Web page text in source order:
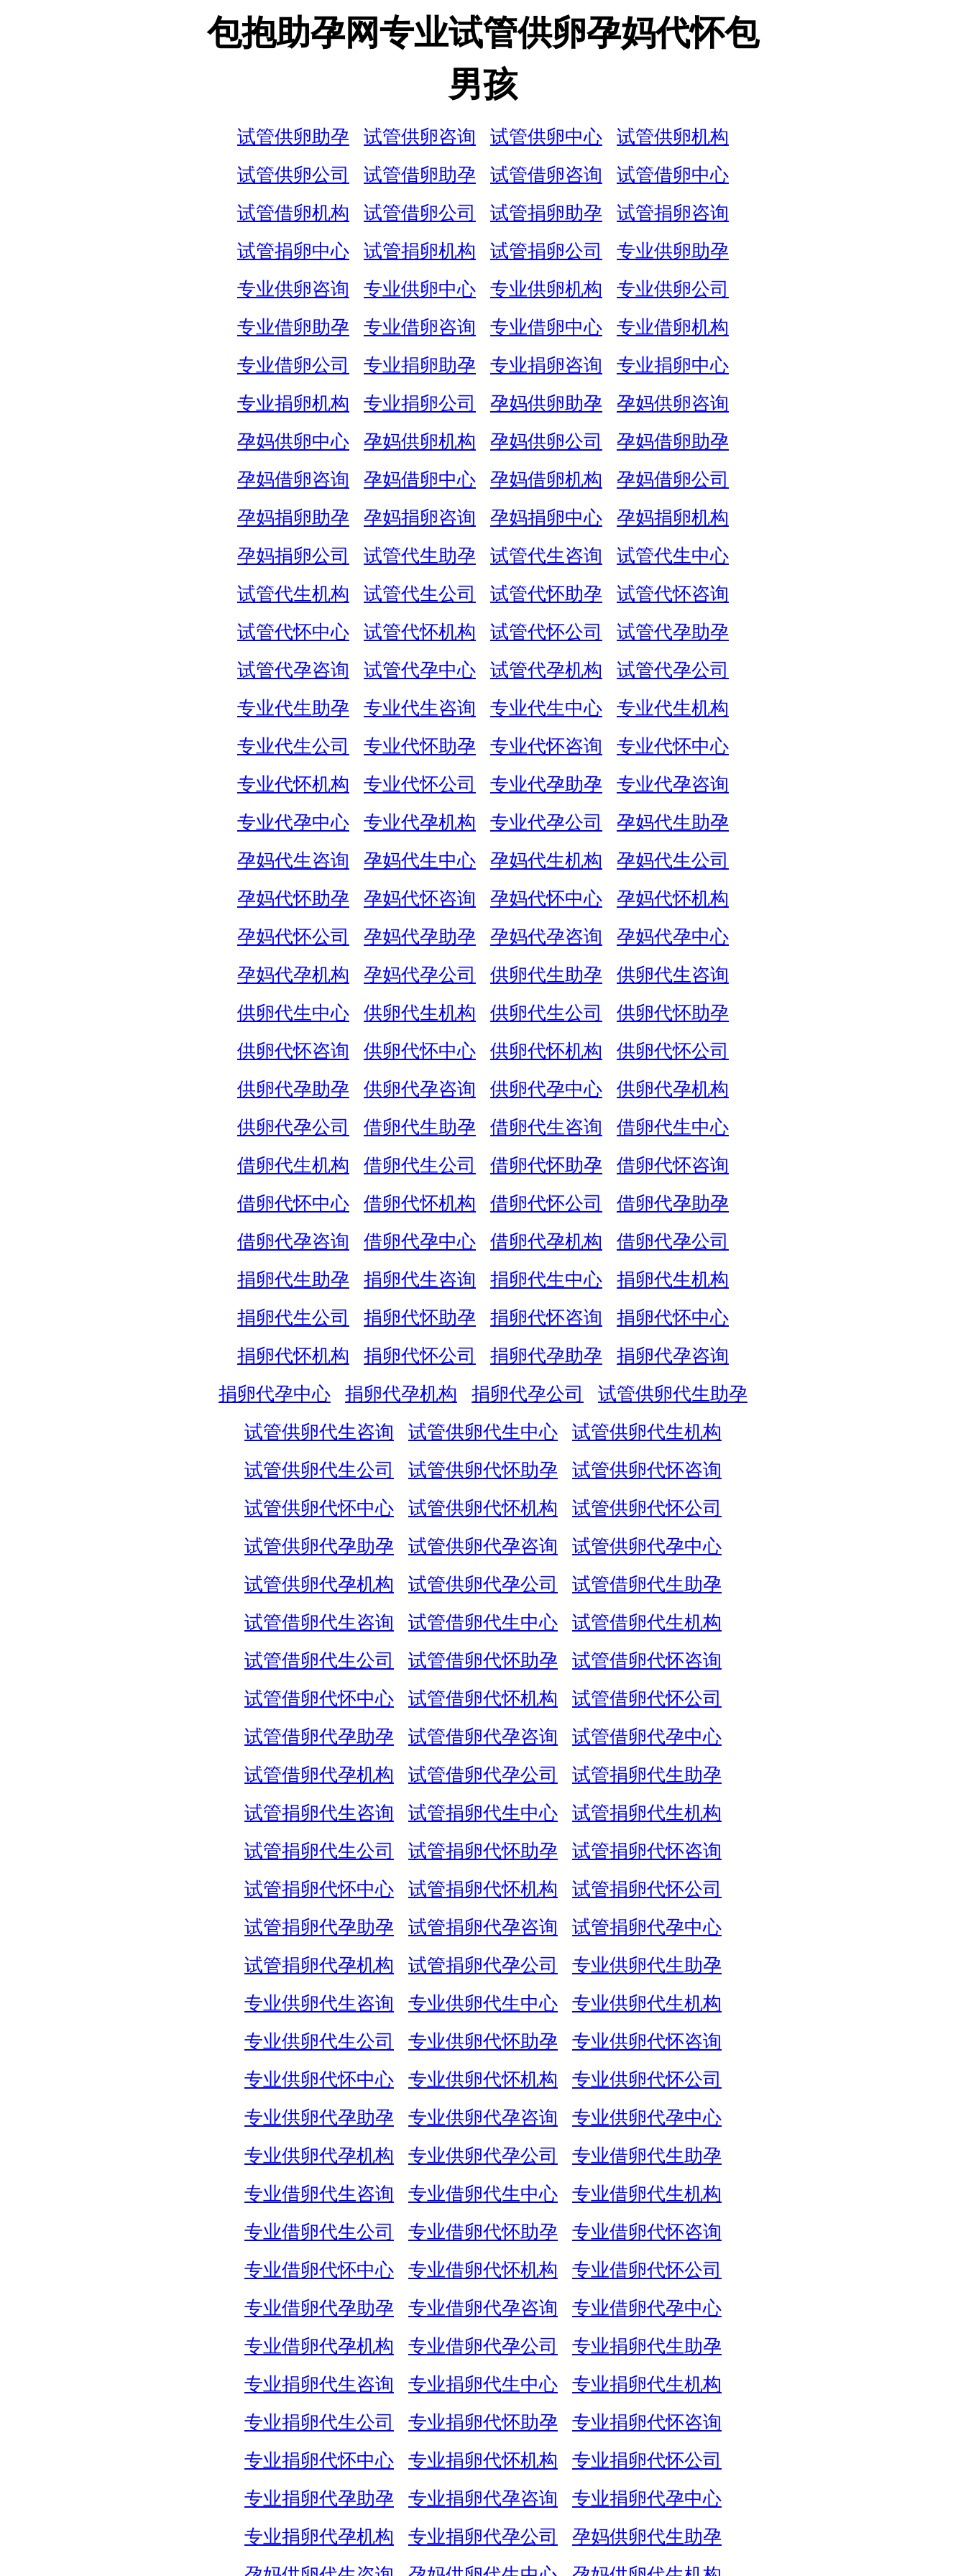
包抱助孕网专业试管供卵孕妈代怀包
男孩
试管供卵助孕 试管供卵咨询 试管供卵中心
试管供卵机构
试管供卵公司
试管借卵助孕 试管借卵咨询
试管借卵中心
试管借卵机构
试管借卵公司 试管捐卵助孕
试管捐卵咨询
试管捐卵中心
试管捐卵机构 试管捐卵公司
专业供卵助孕
专业供卵咨询
专业供卵中心 专业供卵机构
专业供卵公司
专业借卵助孕
专业借卵咨询 专业借卵中心
专业借卵机构
专业借卵公司
专业捐卵助孕 专业捐卵咨询
专业捐卵中心
专业捐卵机构
专业捐卵公司 孕妈供卵助孕
孕妈供卵咨询
孕妈供卵中心
孕妈供卵机构 孕妈供卵公司
孕妈借卵助孕
孕妈借卵咨询
孕妈借卵中心 孕妈借卵机构
孕妈借卵公司
孕妈捐卵助孕
孕妈捐卵咨询 孕妈捐卵中心
孕妈捐卵机构
孕妈捐卵公司
试管代生助孕 试管代生咨询
试管代生中心
试管代生机构
试管代生公司 试管代怀助孕
试管代怀咨询
试管代怀中心
试管代怀机构 试管代怀公司
试管代孕助孕
试管代孕咨询
试管代孕中心 试管代孕机构
试管代孕公司
专业代生助孕
专业代生咨询 专业代生中心
专业代生机构
专业代生公司
专业代怀助孕 专业代怀咨询
专业代怀中心
专业代怀机构
专业代怀公司 专业代孕助孕
专业代孕咨询
专业代孕中心
专业代孕机构 专业代孕公司
孕妈代生助孕
孕妈代生咨询
孕妈代生中心 孕妈代生机构
孕妈代生公司
孕妈代怀助孕
孕妈代怀咨询 孕妈代怀中心
孕妈代怀机构
孕妈代怀公司
孕妈代孕助孕 孕妈代孕咨询
孕妈代孕中心
孕妈代孕机构
孕妈代孕公司 供卵代生助孕
供卵代生咨询
供卵代生中心
供卵代生机构 供卵代生公司
供卵代怀助孕
供卵代怀咨询
供卵代怀中心 供卵代怀机构
供卵代怀公司
供卵代孕助孕
供卵代孕咨询 供卵代孕中心
供卵代孕机构
供卵代孕公司
借卵代生助孕 借卵代生咨询
借卵代生中心
借卵代生机构
借卵代生公司 借卵代怀助孕
借卵代怀咨询
借卵代怀中心
借卵代怀机构 借卵代怀公司
借卵代孕助孕
借卵代孕咨询
借卵代孕中心 借卵代孕机构
借卵代孕公司
捐卵代生助孕
捐卵代生咨询 捐卵代生中心
捐卵代生机构
捐卵代生公司
捐卵代怀助孕 捐卵代怀咨询
捐卵代怀中心
捐卵代怀机构
捐卵代怀公司 捐卵代孕助孕
捐卵代孕咨询
捐卵代孕中心
捐卵代孕机构 捐卵代孕公司
试管供卵代生助孕
试管供卵代生咨询
试管供卵代生中心
试管供卵代生机构
试管供卵代生公司
试管供卵代怀助孕
试管供卵代怀咨询
试管供卵代怀中心
试管供卵代怀机构
试管供卵代怀公司
试管供卵代孕助孕
试管供卵代孕咨询
试管供卵代孕中心
试管供卵代孕机构
试管供卵代孕公司
试管借卵代生助孕
试管借卵代生咨询
试管借卵代生中心
试管借卵代生机构
试管借卵代生公司
试管借卵代怀助孕
试管借卵代怀咨询
试管借卵代怀中心
试管借卵代怀机构
试管借卵代怀公司
试管借卵代孕助孕
试管借卵代孕咨询
试管借卵代孕中心
试管借卵代孕机构
试管借卵代孕公司
试管捐卵代生助孕
试管捐卵代生咨询
试管捐卵代生中心
试管捐卵代生机构
试管捐卵代生公司
试管捐卵代怀助孕
试管捐卵代怀咨询
试管捐卵代怀中心
试管捐卵代怀机构
试管捐卵代怀公司
试管捐卵代孕助孕
试管捐卵代孕咨询
试管捐卵代孕中心
试管捐卵代孕机构
试管捐卵代孕公司
专业供卵代生助孕
专业供卵代生咨询
专业供卵代生中心
专业供卵代生机构
专业供卵代生公司
专业供卵代怀助孕
专业供卵代怀咨询
专业供卵代怀中心
专业供卵代怀机构
专业供卵代怀公司
专业供卵代孕助孕
专业供卵代孕咨询
专业供卵代孕中心
专业供卵代孕机构
专业供卵代孕公司
专业借卵代生助孕
专业借卵代生咨询
专业借卵代生中心
专业借卵代生机构
专业借卵代生公司
专业借卵代怀助孕
专业借卵代怀咨询
专业借卵代怀中心
专业借卵代怀机构
专业借卵代怀公司
专业借卵代孕助孕
专业借卵代孕咨询
专业借卵代孕中心
专业借卵代孕机构
专业借卵代孕公司
专业捐卵代生助孕
专业捐卵代生咨询
专业捐卵代生中心
专业捐卵代生机构
专业捐卵代生公司
专业捐卵代怀助孕
专业捐卵代怀咨询
专业捐卵代怀中心
专业捐卵代怀机构
专业捐卵代怀公司
专业捐卵代孕助孕
专业捐卵代孕咨询
专业捐卵代孕中心
专业捐卵代孕机构
专业捐卵代孕公司
孕妈供卵代生助孕